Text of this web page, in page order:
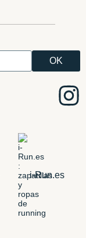
i-Run.es